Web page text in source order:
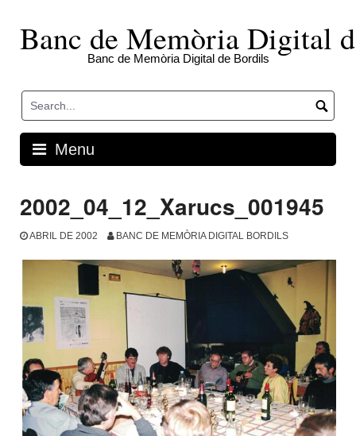
contentBanc de Memòria Digital
Banc de Memòria Digital de Bordils
Menu
2002_04_12_Xarucs_001945
ABRIL DE 2002 BANC DE MEMÒRIA DIGITAL BORDILS